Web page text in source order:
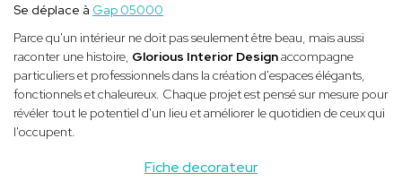
Fiche decorateur
Se déplace à Gap 05000
Parce qu'un intérieur ne doit pas seulement être beau, mais aussi
raconter une histoire, Glorious Interior Designaccompagne
particuliers et professionnels dans la création d'espaces élégants,
fonctionnels et chaleureux. Chaque projet est pensé sur mesure pour
révéler tout le potentiel d'un lieu et améliorer le quotidien de ceux qui
l'occupent.